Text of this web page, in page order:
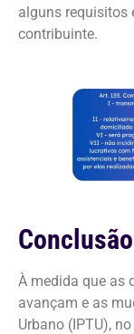
alguns requisitos
contribuinte.
Conclusão
À medida que as
avançam e as
Urbano (IPTU),